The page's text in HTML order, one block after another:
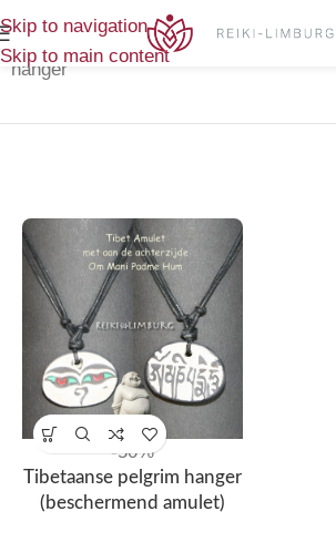
Skip to navigation
Skip to main content
Producten getagged “Tibetaanse pelgrim
hanger”
-50%
Tibetaanse pelgrim hanger
(beschermend amulet)